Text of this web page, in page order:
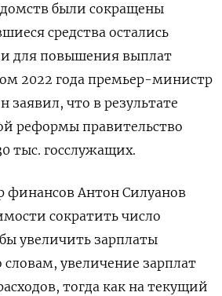
были сокращены
средства остались
для повышения выплат
2022 года премьер-министр
что в результате
реформы правительство
тыс. госслужащих.
финансов Антон Силуанов
сократить число
увеличить зарплаты
увеличение зарплат
тогда как на текущий